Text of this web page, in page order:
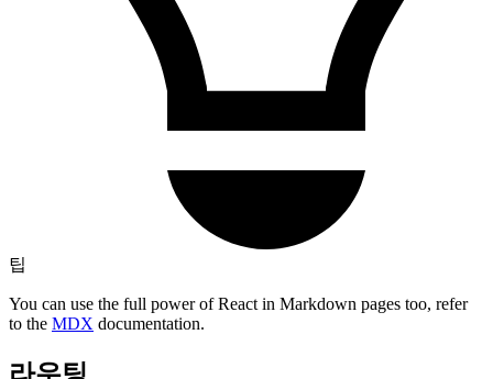
팁
You can use the full power of React in Markdown pages too, refer
to the MDX documentation.